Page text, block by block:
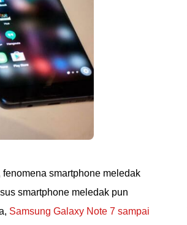
smartphone meledak
smartphone meledak pun
Samsung Galaxy Note 7 sampai